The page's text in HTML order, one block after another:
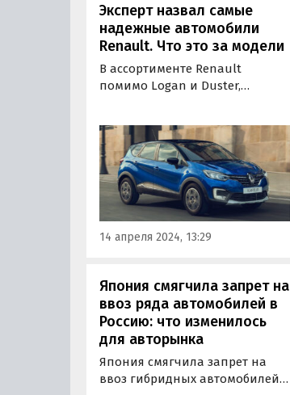
Эксперт назвал самые
надежные автомобили
Renault. Что это за модели
В ассортименте Renault
помимо Logan и Duster,
французского производителя
есть и другие модели, на
покупку которых стоит
обратить внимание.
14 апреля 2024, 13:29
Япония смягчила запрет на
ввоз ряда автомобилей в
Россию: что изменилось
для авторынка
Япония смягчила запрет на
ввоз гибридных автомобилей в